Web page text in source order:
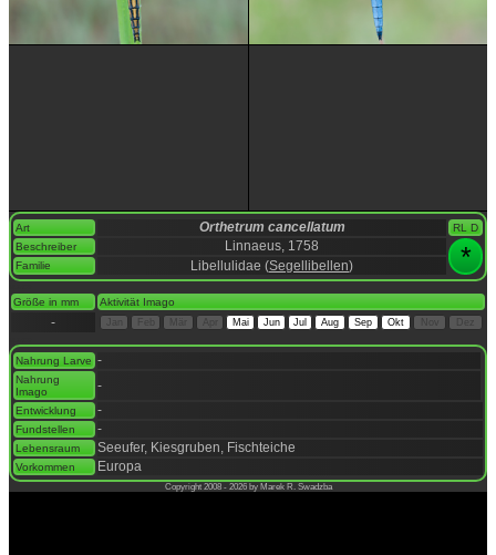
Art Orthetrum cancellatum
RL D
Beschreiber
Linnaeus, 1758 *
Familie Libellulidae (Segellibellen)
Größe in mm Aktivität Imago
- Mai Jun Jul Aug Sep Okt Dez
Nahrung Larve -
Nahrung
Imago
-
Entwicklung -
Fundstellen -
Lebensraum Seeufer, Kiesgruben, Fischteiche
Vorkommen Europa
Copyright 2008 - 2026 by Marek R. Swadzba